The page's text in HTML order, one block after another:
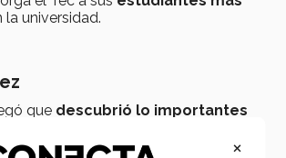
la universidad.
que descubrió lo importantes
se rigen bajo el compromiso
de:
×